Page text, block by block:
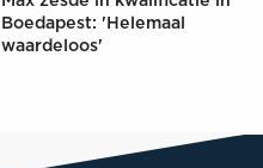
Boedapest: 'Helemaal
waardeloos'